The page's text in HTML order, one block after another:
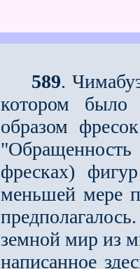
589.
котором было
образом
"Обращенность
фресках)
меньшей мере
земной мир из
написанное